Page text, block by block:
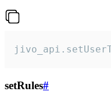
setRules#